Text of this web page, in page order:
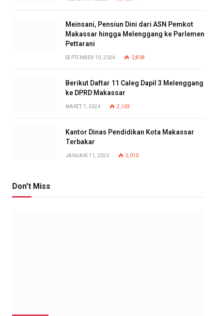
Meinsani, Pensiun Dini dari ASN Pemkot
Makassar hingga Melenggang ke Parlemen
Pettarani
SEPTEMBER 10, 2024 2,838
Berikut Daftar 11 Caleg Dapil 3 Melenggang
ke DPRD Makassar
MARET 7, 2024 2,103
Kantor Dinas Pendidikan Kota Makassar
Terbakar
JANUARI 11, 2025 2,010
Don't Miss